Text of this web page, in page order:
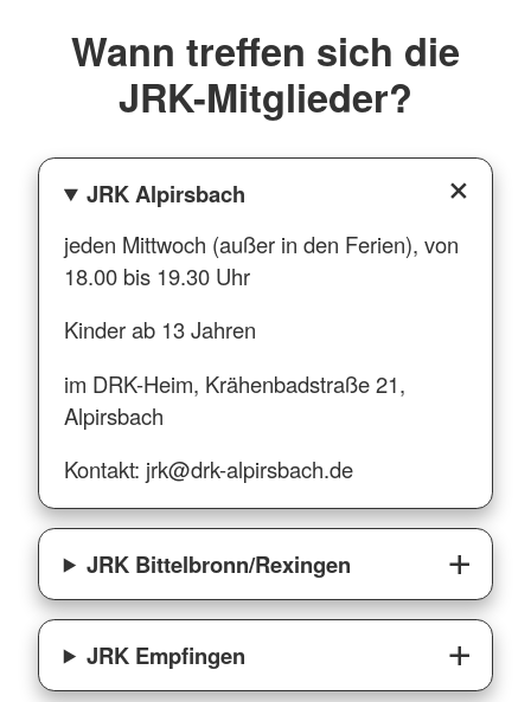
Wann treffen sich die
JRK-Mitglieder?
JRK Alpirsbach
jeden Mittwoch (außer in den Ferien), von
18.00 bis 19.30 Uhr
Kinder ab 13 Jahren
im DRK-Heim, Krähenbadstraße 21,
Alpirsbach
Kontakt: jrk@drk-alpirsbach.de
JRK Bittelbronn/Rexingen
JRK Empfingen